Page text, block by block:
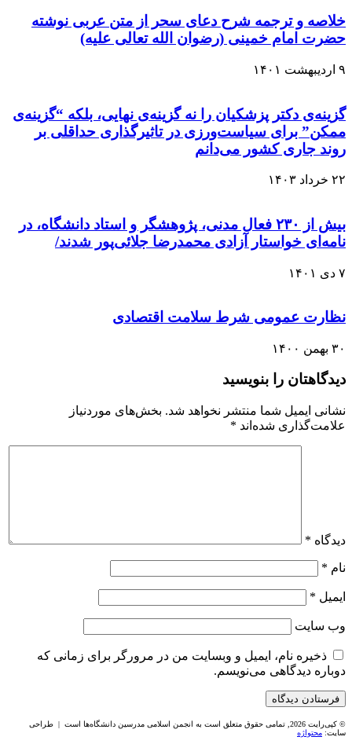
خلاصه و ترجمه شرح دعای سحر از متن عربی نوشته
حضرت امام خمینی (رضوان الله تعالی علیه)
۹ اردیبهشت ۱۴۰۱
گزینه‌ی دکتر پزشکیان را نه گزینه‌ی نهایی، بلکه “گزینه‌ی
ممکن” برای سیاست‌ورزی در تاثیرگذاری حداقلی بر
روند جاری کشور می‌دانم
۲۲ خرداد ۱۴۰۳
بیش از ۲۳۰ فعال مدنی، پژوهشگر و استاد دانشگاه، در
نامه‌ای خواستار آزادی محمدرضا جلائی‌پور شدند/
۷ دی ۱۴۰۱
نظارت عمومی شرط سلامت اقتصادی
۳۰ بهمن ۱۴۰۰
دیدگاهتان را بنویسید
نشانی ایمیل شما منتشر نخواهد شد. بخش‌های موردنیاز
علامت‌گذاری شده‌اند *
دیدگاه *
نام *
ایمیل *
وب‌ سایت
ذخیره نام، ایمیل و وبسایت من در مرورگر برای زمانی که
دوباره دیدگاهی می‌نویسم.
© کپی‌رایت 2026, تمامی حقوق متعلق است به انجمن اسلامی مدرسین دانشگاه‌ها است | طراحی
سایت: محتواژه